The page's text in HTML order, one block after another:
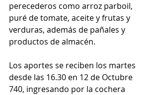
perecederos como arroz parboil,
puré de tomate, aceite y frutas y
verduras, además de pañales y
productos de almacén.
Los aportes se reciben los martes
desde las 16.30 en 12 de Octubre
740, ingresando por la cochera